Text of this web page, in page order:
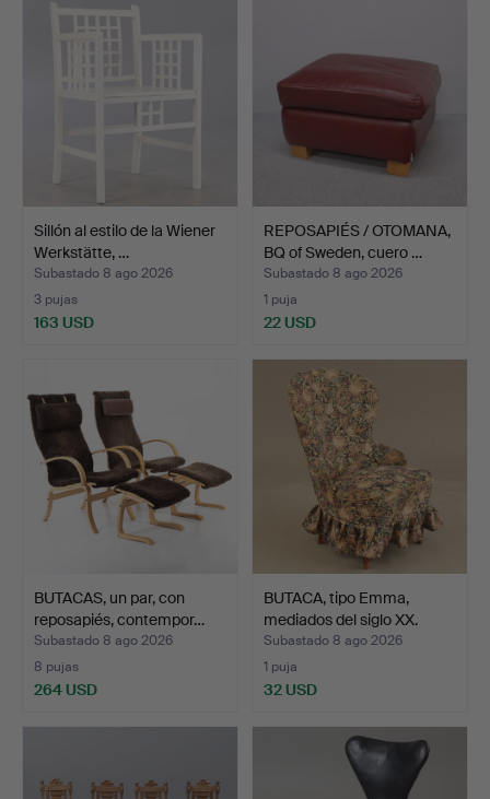
Sillón al estilo de la Wiener
Werkstätte, …
Subastado 8 ago 2026
3 pujas
163 USD
REPOSAPIÉS / OTOMANA,
BQ of Sweden, cuero …
Subastado 8 ago 2026
1 puja
22 USD
BUTACAS, un par, con
reposapiés, contempor…
Subastado 8 ago 2026
8 pujas
264 USD
BUTACA, tipo Emma,
mediados del siglo XX.
Subastado 8 ago 2026
1 puja
32 USD